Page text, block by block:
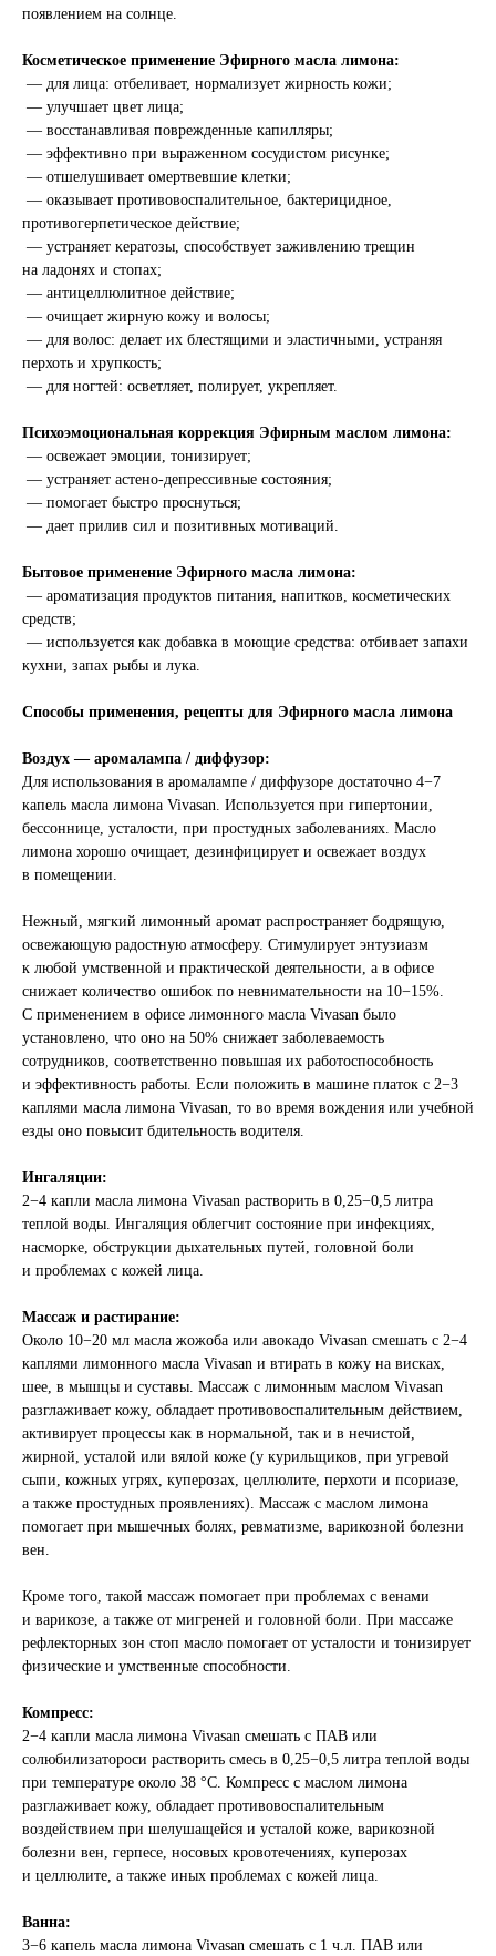
появлением на солнце.
Косметическое применение Эфирного масла лимона:
— для лица: отбеливает, нормализует жирность кожи;
— улучшает цвет лица;
— восстанавливая поврежденные капилляры;
— эффективно при выраженном сосудистом рисунке;
— отшелушивает омертвевшие клетки;
— оказывает противовоспалительное, бактерицидное,
противогерпетическое действие;
— устраняет кератозы, способствует заживлению трещин
на ладонях и стопах;
— антицеллюлитное действие;
— очищает жирную кожу и волосы;
— для волос: делает их блестящими и эластичными, устраняя
перхоть и хрупкость;
— для ногтей: осветляет, полирует, укрепляет.
Психоэмоциональная коррекция Эфирным маслом лимона:
— освежает эмоции, тонизирует;
— устраняет астено-депрессивные состояния;
— помогает быстро проснуться;
— дает прилив сил и позитивных мотиваций.
Бытовое применение Эфирного масла лимона:
— ароматизация продуктов питания, напитков, косметических
средств;
— используется как добавка в моющие средства: отбивает запахи
кухни, запах рыбы и лука.
Способы применения, рецепты для Эфирного масла лимона
Воздух — аромалампа / диффузор:
Для использования в аромалампе / диффузоре достаточно 4−7
капель масла лимона Vivasan. Используется при гипертонии,
бессоннице, усталости, при простудных заболеваниях. Масло
лимона хорошо очищает, дезинфицирует и освежает воздух
в помещении.
Нежный, мягкий лимонный аромат распространяет бодрящую,
освежающую радостную атмосферу. Стимулирует энтузиазм
к любой умственной и практической деятельности, а в офисе
снижает количество ошибок по невнимательности на 10−15%.
С применением в офисе лимонного масла Vivasan было
установлено, что оно на 50% снижает заболеваемость
сотрудников, соответственно повышая их работоспособность
и эффективность работы. Если положить в машине платок с 2−3
каплями масла лимона Vivasan, то во время вождения или учебной
езды оно повысит бдительность водителя.
Ингаляции:
2−4 капли масла лимона Vivasan растворить в 0,25−0,5 литра
теплой воды. Ингаляция облегчит состояние при инфекциях,
насморке, обструкции дыхательных путей, головной боли
и проблемах с кожей лица.
Массаж и растирание:
Около 10−20 мл масла жожоба или авокадо Vivasan смешать с 2−4
каплями лимонного масла Vivasan и втирать в кожу на висках,
шее, в мышцы и суставы. Массаж с лимонным маслом Vivasan
разглаживает кожу, обладает противовоспалительным действием,
активирует процессы как в нормальной, так и в нечистой,
жирной, усталой или вялой коже (у курильщиков, при угревой
сыпи, кожных угрях, куперозах, целлюлите, перхоти и псориазе,
а также простудных проявлениях). Массаж с маслом лимона
помогает при мышечных болях, ревматизме, варикозной болезни
вен.
Кроме того, такой массаж помогает при проблемах с венами
и варикозе, а также от мигреней и головной боли. При массаже
рефлекторных зон стоп масло помогает от усталости и тонизирует
физические и умственные способности.
Компресс:
2−4 капли масла лимона Vivasan смешать с ПАВ или
солюбилизатороси растворить смесь в 0,25−0,5 литра теплой воды
при температуре около 38 °C. Компресс с маслом лимона
разглаживает кожу, обладает противовоспалительным
воздействием при шелушащейся и усталой коже, варикозной
болезни вен, герпесе, носовых кровотечениях, куперозах
и целлюлите, а также иных проблемах с кожей лица.
Ванна:
3−6 капель масла лимона Vivasan смешать с 1 ч.л. ПАВ или